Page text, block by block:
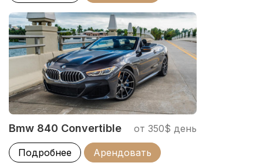
Bmw 840 Convertible от 350$ день
Подробнее Арендовать